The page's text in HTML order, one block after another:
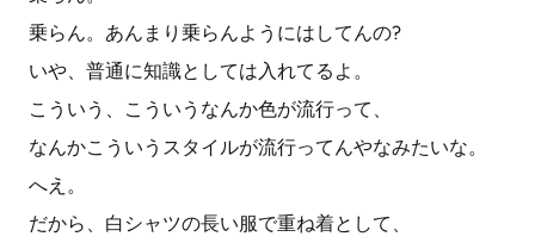
乗らん。あんまり乗らんようにはしてんの?
いや、普通に知識としては入れてるよ。
こういう、こういうなんか色が流行って、
なんかこういうスタイルが流行ってんやなみたいな。
へえ。
だから、白シャツの長い服で重ね着として、